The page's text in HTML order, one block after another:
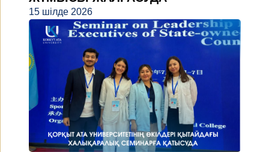
15 шілде 2026